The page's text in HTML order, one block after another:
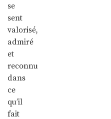
se
sent
valorisé,
admiré
et
reconnu
dans
ce
qu’il
fait